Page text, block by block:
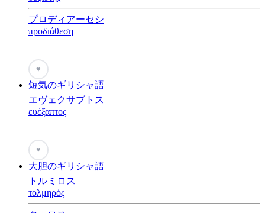
プロディアーセシ
προδιάθεση
♥
短気のギリシャ語
エヴェクサブトス
ευέξαπτος
♥
大胆のギリシャ語
トルミロス
τολμηρός